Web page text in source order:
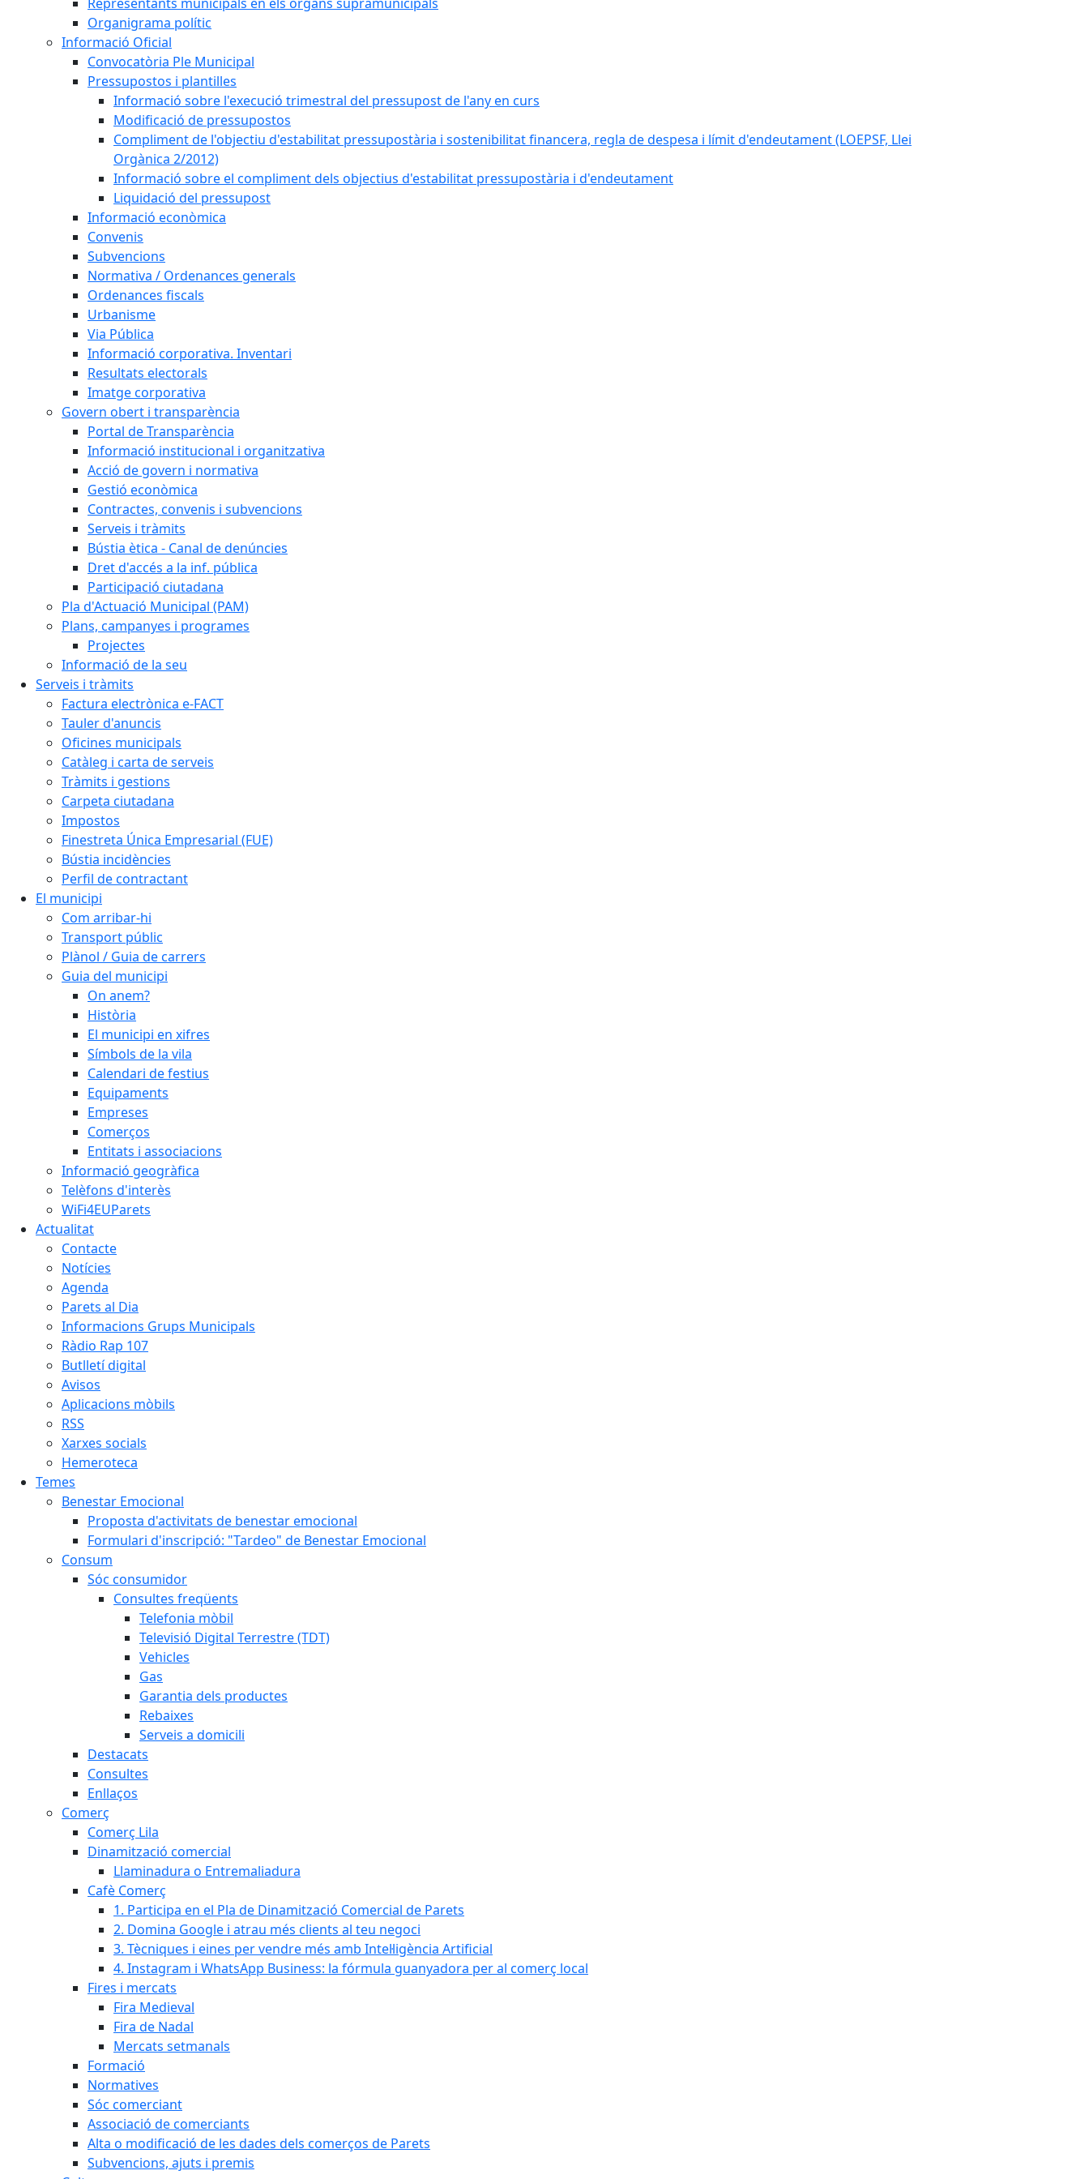
Organigrama polític
Informació Oficial
Convocatòria Ple Municipal
Pressupostos i plantilles
Informació sobre l'execució trimestral del pressupost de l'any en curs
Modificació de pressupostos
Compliment de l'objectiu d'estabilitat pressupostària i sostenibilitat financera, regla de despesa i límit d'endeutament (LOEPSF, Llei
Orgànica 2/2012)
Informació sobre el compliment dels objectius d'estabilitat pressupostària i d'endeutament
Liquidació del pressupost
Informació econòmica
Convenis
Subvencions
Normativa / Ordenances generals
Ordenances fiscals
Urbanisme
Via Pública
Informació corporativa. Inventari
Resultats electorals
Imatge corporativa
Govern obert i transparència
Portal de Transparència
Informació institucional i organitzativa
Acció de govern i normativa
Gestió econòmica
Contractes, convenis i subvencions
Serveis i tràmits
Bústia ètica - Canal de denúncies
Dret d'accés a la inf. pública
Participació ciutadana
Pla d'Actuació Municipal (PAM)
Plans, campanyes i programes
Projectes
Informació de la seu
Serveis i tràmits
Factura electrònica e-FACT
Tauler d'anuncis
Oficines municipals
Catàleg i carta de serveis
Tràmits i gestions
Carpeta ciutadana
Impostos
Finestreta Única Empresarial (FUE)
Bústia incidències
Perfil de contractant
El municipi
Com arribar-hi
Transport públic
Plànol / Guia de carrers
Guia del municipi
On anem?
Història
El municipi en xifres
Símbols de la vila
Calendari de festius
Equipaments
Empreses
Comerços
Entitats i associacions
Informació geogràfica
Telèfons d'interès
WiFi4EUParets
Actualitat
Contacte
Notícies
Agenda
Parets al Dia
Informacions Grups Municipals
Ràdio Rap 107
Butlletí digital
Avisos
Aplicacions mòbils
RSS
Xarxes socials
Hemeroteca
Temes
Benestar Emocional
Proposta d'activitats de benestar emocional
Formulari d'inscripció: "Tardeo" de Benestar Emocional
Consum
Sóc consumidor
Consultes freqüents
Telefonia mòbil
Televisió Digital Terrestre (TDT)
Vehicles
Gas
Garantia dels productes
Rebaixes
Serveis a domicili
Destacats
Consultes
Enllaços
Comerç
Comerç Lila
Dinamització comercial
Llaminadura o Entremaliadura
Cafè Comerç
1. Participa en el Pla de Dinamització Comercial de Parets
2. Domina Google i atrau més clients al teu negoci
3. Tècniques i eines per vendre més amb Intel·ligència Artificial
4. Instagram i WhatsApp Business: la fórmula guanyadora per al comerç local
Fires i mercats
Fira Medieval
Fira de Nadal
Mercats setmanals
Formació
Normatives
Sóc comerciant
Associació de comerciants
Alta o modificació de les dades dels comerços de Parets
Subvencions, ajuts i premis